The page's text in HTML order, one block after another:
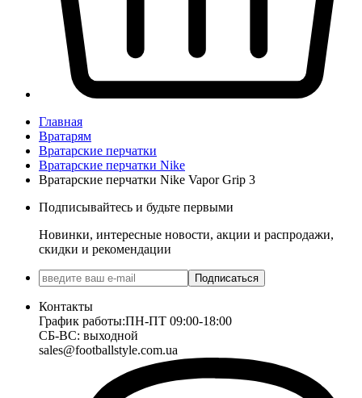
Главная
Вратарям
Вратарские перчатки
Вратарские перчатки Nike
Вратарские перчатки Nike Vapor Grip 3
Подписывайтесь и будьте первыми
Новинки, интересные новости, акции и распродажи,
скидки и рекомендации
Подписаться
Контакты
График работы:ПН-ПТ 09:00-18:00
СБ-ВС: выходной
sales@footballstyle.com.ua